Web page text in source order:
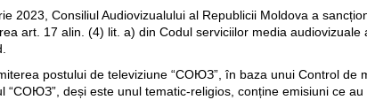
2023, Consiliul Audiovizualului al Republicii Moldova a
art. 17 alin. (4) lit. a) din Codul serviciilor media audiovizuale
postului de televiziune “СОЮЗ”, în baza unui Control de
“СОЮЗ”, deși este unul tematic-religios, conține emisiuni ce